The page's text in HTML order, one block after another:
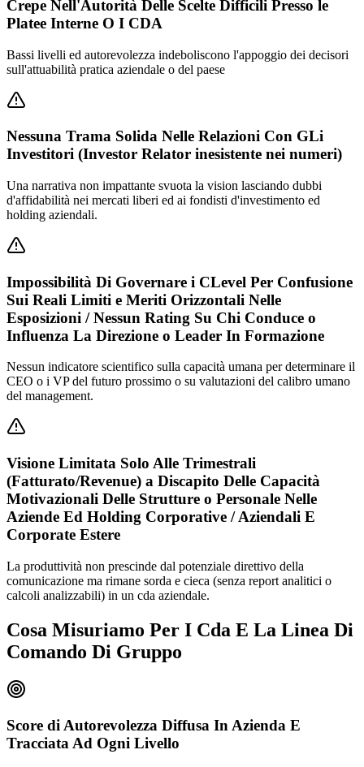
Crepe Nell'Autorità Delle Scelte Difficili Presso le
Platee Interne O I CDA
Bassi livelli ed autorevolezza indeboliscono l'appoggio dei decisori
sull'attuabilità pratica aziendale o del paese
Nessuna Trama Solida Nelle Relazioni Con GLi
Investitori (Investor Relator inesistente nei numeri)
Una narrativa non impattante svuota la vision lasciando dubbi
d'affidabilità nei mercati liberi ed ai fondisti d'investimento ed
holding aziendali.
Impossibilità Di Governare i CLevel Per Confusione
Sui Reali Limiti e Meriti Orizzontali Nelle
Esposizioni / Nessun Rating Su Chi Conduce o
Influenza La Direzione o Leader In Formazione
Nessun indicatore scientifico sulla capacità umana per determinare il
CEO o i VP del futuro prossimo o su valutazioni del calibro umano
del management.
Visione Limitata Solo Alle Trimestrali
(Fatturato/Revenue) a Discapito Delle Capacità
Motivazionali Delle Strutture o Personale Nelle
Aziende Ed Holding Corporative / Aziendali E
Corporate Estere
La produttività non prescinde dal potenziale direttivo della
comunicazione ma rimane sorda e cieca (senza report analitici o
calcoli analizzabili) in un cda aziendale.
Cosa Misuriamo Per I Cda E La Linea Di
Comando Di Gruppo
Score di Autorevolezza Diffusa In Azienda E
Tracciata Ad Ogni Livello